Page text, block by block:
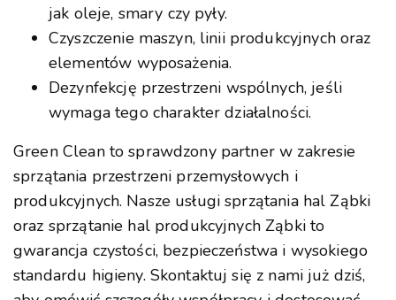
jak oleje, smary czy pyły.
Czyszczenie maszyn, linii produkcyjnych oraz
elementów wyposażenia.
Dezynfekcję przestrzeni wspólnych, jeśli
wymaga tego charakter działalności.
Green Clean to sprawdzony partner w zakresie
sprzątania przestrzeni przemysłowych i
produkcyjnych. Nasze usługi sprzątania hal Ząbki
oraz sprzątanie hal produkcyjnych Ząbki to
gwarancja czystości, bezpieczeństwa i wysokiego
standardu higieny. Skontaktuj się z nami już dziś,